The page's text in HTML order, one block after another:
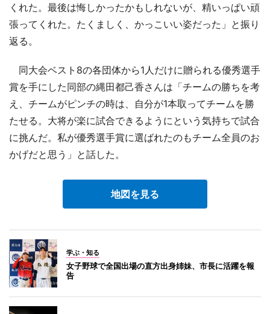
くれた。最後は悔しかったかもしれないが、精いっぱい頑
張ってくれた。たくましく、かっこいい姿だった」と振り
返る。
同大会ベスト8の各団体から1人だけに贈られる優秀選手
賞を手にした同部の縄田都己香さんは「チームの勝ちを考
え、チームがピンチの時は、自分が1本取ってチームを勝
たせる。大将が楽に試合できるようにという気持ちで試合
に挑んだ。私が優秀選手賞に選ばれたのもチーム全員のお
かげだと思う」と話した。
地図を見る
学ぶ・知る
女子野球で全国出場の直方出身姉妹、市長に活躍を報
告